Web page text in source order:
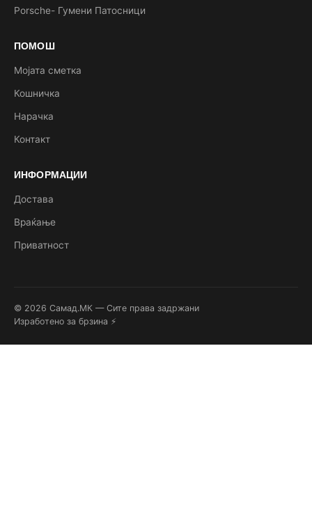
Porsche- Гумени Патосници
ПОМОШ
Мојата сметка
Кошничка
Нарачка
Контакт
ИНФОРМАЦИИ
Достава
Враќање
Приватност
© 2026 Самад.МК — Сите права задржани
Изработено за брзина ⚡